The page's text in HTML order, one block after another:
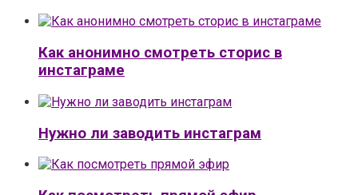
Как анонимно смотреть сторис в
инстаграме
Нужно ли заводить инстаграм